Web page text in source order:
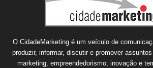
O CidadeMarketing é um veículo de
produzir, informar, discutir e promover
marketing, empreendedorismo, inovação e